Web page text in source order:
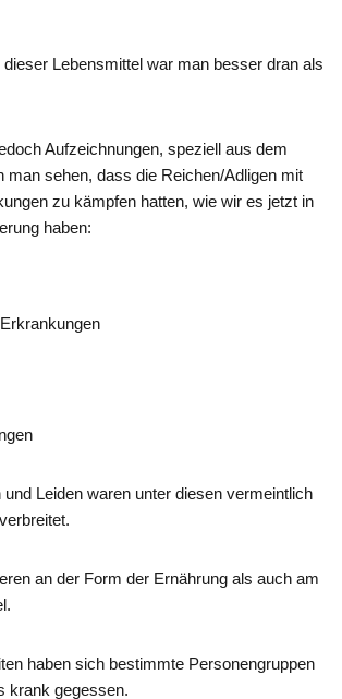
Lebensmittel war man besser dran als
Aufzeichnungen, speziell aus dem
man sehen, dass die Reichen/Adligen mit
zu kämpfen hatten, wie wir es jetzt in
haben:
Leiden waren unter diesen vermeintlich
an der Form der Ernährung als auch am
haben sich bestimmte Personengruppen
krank gegessen.